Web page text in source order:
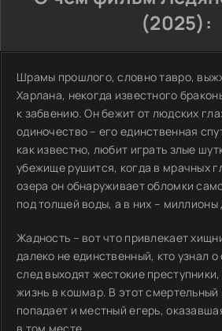
(2025):
Шрамы прошлого, словно тавро,
Харлана, некогда известного
к забвению. Он бежит от людских
одиночество – его единственная
как известно, любит играть злые
убежище рушится, когда в мрачных
озера он обнаруживает обломки
под толщей воды, а в них – миллионы
Жадность – вот что привлекает
далеко не единственный, кто узнал
след выходят жестокие
жизнь в кошмар. В этот смертельный
попадает и местный егерь,